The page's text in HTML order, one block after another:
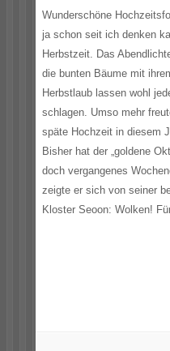
Wunderschöne
ja schon seit ich denken
Herbstzeit. Das
die bunten Bäume mit
Herbstlaub lassen wohl
schlagen. Umso mehr
späte Hochzeit in diesem
Bisher hat der „goldene
doch vergangenes
zeigte er sich von seiner
Kloster Seoon: Wolken!